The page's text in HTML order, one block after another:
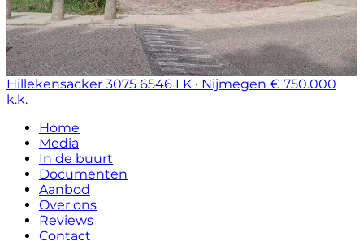
Hillekensacker 3075 6546 LK · Nijmegen € 750.000
k.k.
Home
Media
In de buurt
Documenten
Aanbod
Over ons
Reviews
Contact